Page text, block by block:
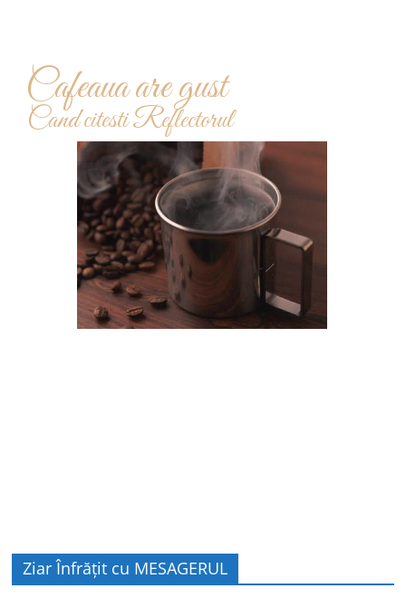
Cafeaua are gust
Cand citesti Reflectorul
Ziar Înfrățit cu MESAGERUL